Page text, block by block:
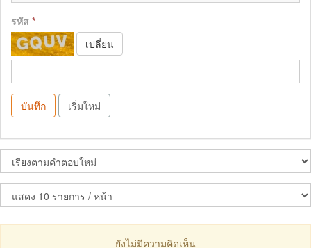
รหัส *
เปลี่ยน
บันทึก เริ่มใหม่
ยังไม่มีความคิดเห็น